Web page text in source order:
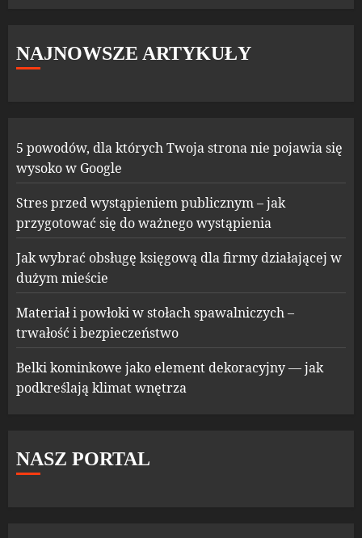
NAJNOWSZE ARTYKUŁY
5 powodów, dla których Twoja strona nie pojawia się
wysoko w Google
Stres przed wystąpieniem publicznym – jak
przygotować się do ważnego wystąpienia
Jak wybrać obsługę księgową dla firmy działającej w
dużym mieście
Materiał i powłoki w stołach spawalniczych –
trwałość i bezpieczeństwo
Belki kominkowe jako element dekoracyjny — jak
podkreślają klimat wnętrza
NASZ PORTAL